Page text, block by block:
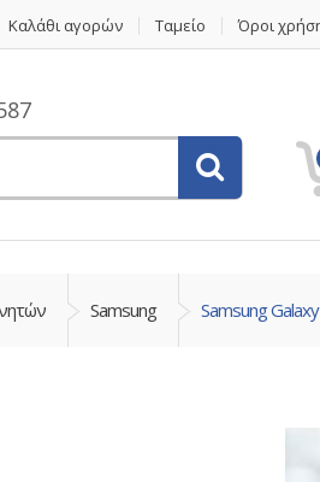
Καλάθι αγορών Ταμείο Όροι
Samsung Samsung